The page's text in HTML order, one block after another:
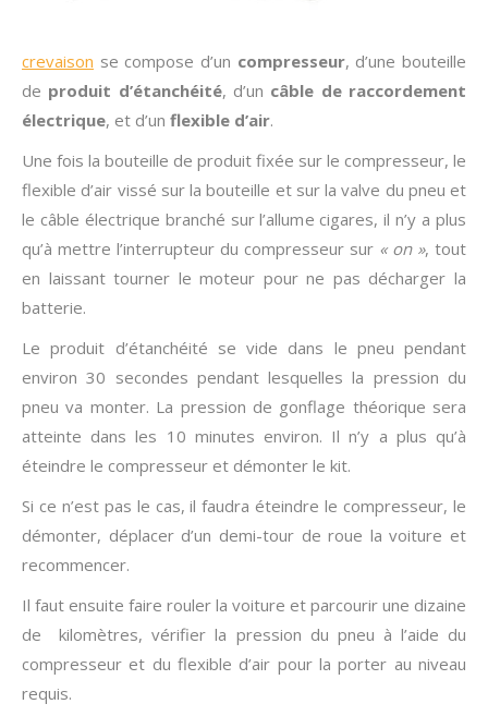
crevaison se compose d’un compresseur, d’une bouteille
de produit d’étanchéité, d’un câble de raccordement
électrique, et d’un flexible d’air.
Une fois la bouteille de produit fixée sur le compresseur, le
flexible d’air vissé sur la bouteille et sur la valve du pneu et
le câble électrique branché sur l’allume cigares, il n’y a plus
qu’à mettre l’interrupteur du compresseur sur « on », tout
en laissant tourner le moteur pour ne pas décharger la
batterie.
Le produit d’étanchéité se vide dans le pneu pendant
environ 30 secondes pendant lesquelles la pression du
pneu va monter. La pression de gonflage théorique sera
atteinte dans les 10 minutes environ. Il n’y a plus qu’à
éteindre le compresseur et démonter le kit.
Si ce n’est pas le cas, il faudra éteindre le compresseur, le
démonter, déplacer d’un demi-tour de roue la voiture et
recommencer.
Il faut ensuite faire rouler la voiture et parcourir une dizaine
de kilomètres, vérifier la pression du pneu à l’aide du
compresseur et du flexible d’air pour la porter au niveau
requis.